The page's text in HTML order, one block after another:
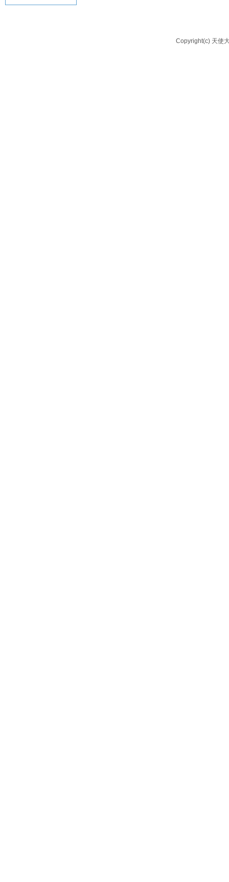
Copyright(c) 天使